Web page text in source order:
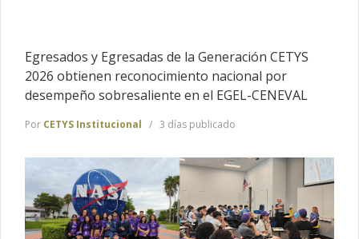
Egresados y Egresadas de la Generación CETYS
2026 obtienen reconocimiento nacional por
desempeño sobresaliente en el EGEL-CENEVAL
Por CETYS Institucional 3 días publicado